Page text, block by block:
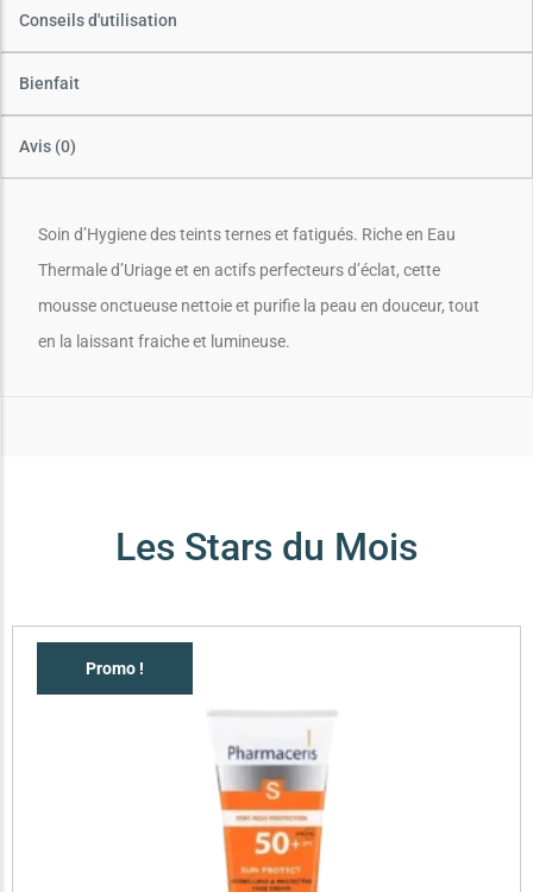
Bienfait
Conseils d'utilisation
Avis (0)
Soin d’Hygiene des teints ternes et fatigués. Riche en Eau
Thermale d’Uriage et en actifs perfecteurs d’éclat, cette
mousse onctueuse nettoie et purifie la peau en douceur, tout
en la laissant fraiche et lumineuse.
Les Stars du Mois
Promo !